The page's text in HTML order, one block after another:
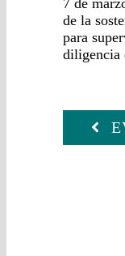
de la
para
diligencia